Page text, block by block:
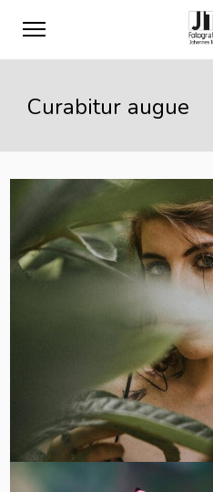
Curabitur augue